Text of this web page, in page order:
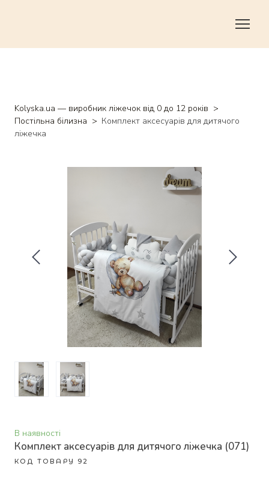
Kolyska.ua — виробник ліжечок від 0 до 12 років
Постільна білизна
Комплект аксесуарів для дитячого
ліжечка
В наявності
Комплект аксесуарів для дитячого ліжечка (071)
КОД ТОВАРУ 92